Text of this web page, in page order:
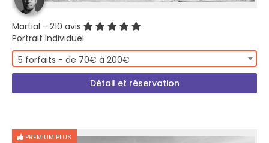
Martial - 210 avis
Portrait Individuel
5 forfaits - de 70€ à 200€
Détail et réservation
PREMIUM PLUS